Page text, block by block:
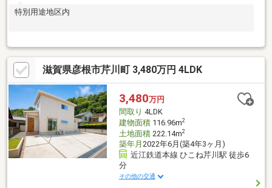
特別用途地区内
滋賀県彦根市芹川町 3,480万円 4LDK
3,480万円
間取り 4LDK
建物面積116.96m2
土地面積222.14m2
築年月 2022年6月(築4年3ヶ月)
近江鉄道本線 ひこね芹川駅 徒歩6
分
その他の交通